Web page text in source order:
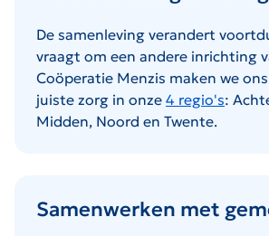
De samenleving verandert
vraagt om een andere inrichting
Coöperatie Menzis maken we
juiste zorg in onze 4 regio's:
Midden, Noord en Twente.
Samenwerken met